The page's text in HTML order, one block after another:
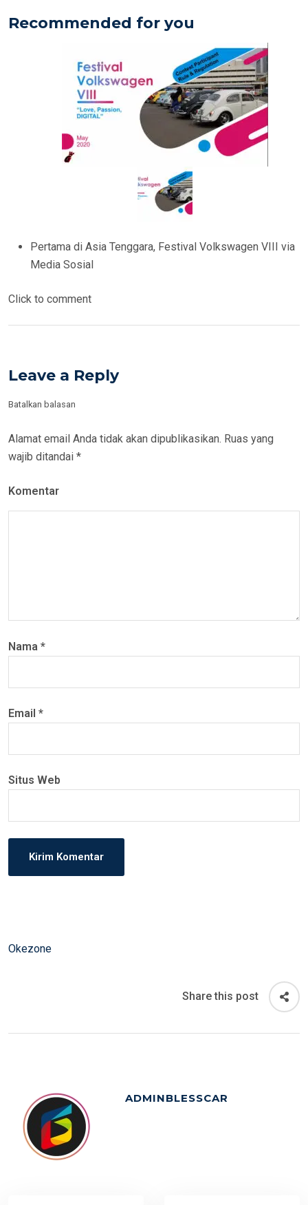
Recommended for you
Pertama di Asia Tenggara, Festival Volkswagen VIII via
Media Sosial
Click to comment
Leave a Reply
Batalkan balasan
Alamat email Anda tidak akan dipublikasikan. Ruas yang
wajib ditandai *
Komentar
Nama *
Email *
Situs Web
Okezone
Share this post
ADMINBLESSCAR